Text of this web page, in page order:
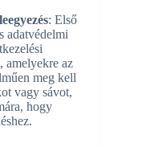
: Első
adatvédelmi
amelyekre az
meg kell
vagy sávot,
hogy